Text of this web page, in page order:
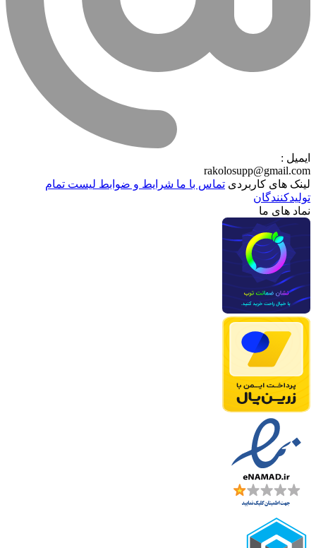
ایمیل :
rakolosupp@gmail.com
لینک های کاربردی تماس با ماشرایط و ضوابطلیست تمام
تولیدکنندگان
نماد های ما